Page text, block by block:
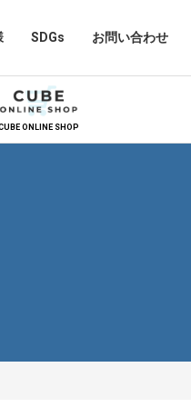
SDGs お問い合わせ
ONLINE SHOP